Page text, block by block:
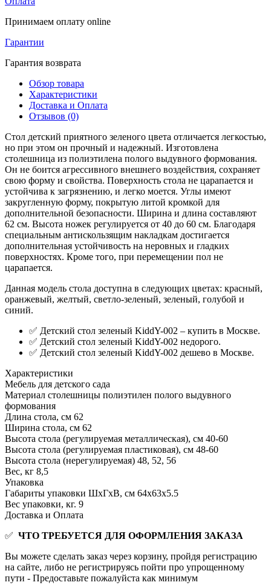
Принимаем оплату online
Гарантии
Гарантия возврата
Обзор товара
Характеристики
Доставка и Оплата
Отзывов (0)
Стол детский приятного зеленого цвета отличается легкостью,
но при этом он прочный и надежный. Изготовлена
столешница из полиэтилена полого выдувного формования.
Он не боится агрессивного внешнего воздействия, сохраняет
свою форму и свойства. Поверхность стола не царапается и
устойчива к загрязнению, и легко моется. Углы имеют
закругленную форму, покрытую литой кромкой для
дополнительной безопасности. Ширина и длина составляют
62 см. Высота ножек регулируется от 40 до 60 см. Благодаря
специальным антискользящим накладкам достигается
дополнительная устойчивость на неровных и гладких
поверхностях. Кроме того, при перемещении пол не
царапается.
Данная модель стола доступна в следующих цветах: красный,
оранжевый, желтый, светло-зеленый, зеленый, голубой и
синий.
✅ Детский стол зеленый KiddY-002 – купить в Москве.
✅ Детский стол зеленый KiddY-002 недорого.
✅ Детский стол зеленый KiddY-002 дешево в Москве.
Характеристики
Мебель для детского сада
Материал столешницы полиэтилен полого выдувного
формования
Длина стола, см 62
Ширина стола, см 62
Высота стола (регулируемая металлическая), см 40-60
Высота стола (регулируемая пластиковая), см 48-60
Высота стола (нерегулируемая) 48, 52, 56
Вес, кг 8,5
Упаковка
Габариты упаковки ШхГхВ, см 64x63x5.5
Вес упаковки, кг. 9
Доставка и Оплата
✅ ЧТО ТРЕБУЕТСЯ ДЛЯ ОФОРМЛЕНИЯ ЗАКАЗА
Вы можете сделать заказ через корзину, пройдя регистрацию
на сайте, либо не регистрируясь пойти про упрощенному
пути - Предоставьте пожалуйста как минимум